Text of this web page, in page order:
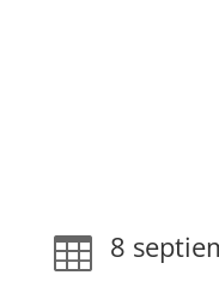
 8